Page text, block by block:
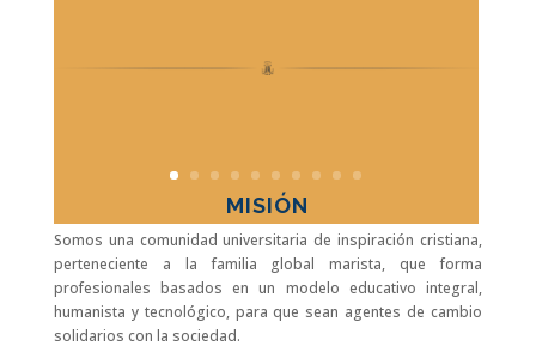
a
MISIÓN
Somos una comunidad universitaria de inspiración cristiana,
perteneciente a la familia global marista, que forma
profesionales basados ​​en un modelo educativo integral,
humanista y tecnológico, para que sean agentes de cambio
solidarios con la sociedad.